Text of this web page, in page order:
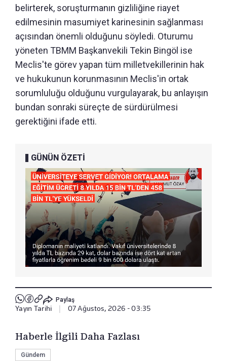
belirterek, soruşturmanın gizliliğine riayet
edilmesinin masumiyet karinesinin sağlanması
açısından önemli olduğunu söyledi. Oturumu
yöneten TBMM Başkanvekili Tekin Bingöl ise
Meclis'te görev yapan tüm milletvekillerinin hak
ve hukukunun korunmasının Meclis'in ortak
sorumluluğu olduğunu vurgulayarak, bu anlayışın
bundan sonraki süreçte de sürdürülmesi
gerektiğini ifade etti.
GÜNÜN ÖZETİ
Paylaş
Yayın Tarihi 07 Ağustos, 2026 - 03:35
Haberle İlgili Daha Fazlası
Gündem